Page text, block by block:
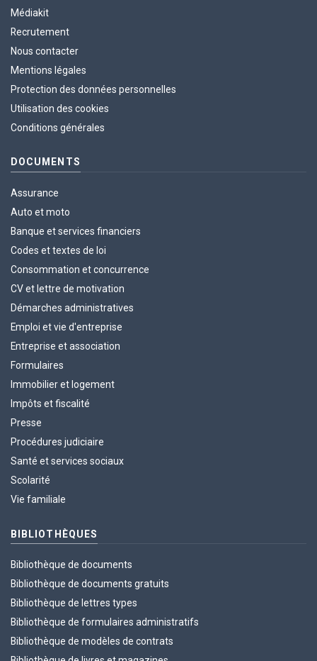
Médiakit
Recrutement
Nous contacter
Mentions légales
Protection des données personnelles
Utilisation des cookies
Conditions générales
DOCUMENTS
Assurance
Auto et moto
Banque et services financiers
Codes et textes de loi
Consommation et concurrence
CV et lettre de motivation
Démarches administratives
Emploi et vie d'entreprise
Entreprise et association
Formulaires
Immobilier et logement
Impôts et fiscalité
Presse
Procédures judiciaire
Santé et services sociaux
Scolarité
Vie familiale
BIBLIOTHÈQUES
Bibliothèque de documents
Bibliothèque de documents gratuits
Bibliothèque de lettres types
Bibliothèque de formulaires administratifs
Bibliothèque de modèles de contrats